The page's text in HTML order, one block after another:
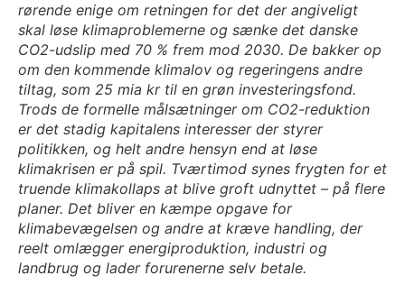
rørende enige om retningen for det der angiveligt
skal løse klimaproblemerne og sænke det danske
CO2-udslip med 70 % frem mod 2030. De bakker op
om den kommende klimalov og regeringens andre
tiltag, som 25 mia kr til en grøn investeringsfond.
Trods de formelle målsætninger om CO2-reduktion
er det stadig kapitalens interesser der styrer
politikken, og helt andre hensyn end at løse
klimakrisen er på spil. Tværtimod synes frygten for et
truende klimakollaps at blive groft udnyttet – på flere
planer. Det bliver en kæmpe opgave for
klimabevægelsen og andre at kræve handling, der
reelt omlægger energiproduktion, industri og
landbrug og lader forurenerne selv betale.